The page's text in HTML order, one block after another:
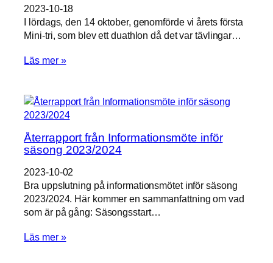
2023-10-18
I lördags, den 14 oktober, genomförde vi årets första
Mini-tri, som blev ett duathlon då det var tävlingar…
Läs mer »
Återrapport från Informationsmöte inför
säsong 2023/2024
2023-10-02
Bra uppslutning på informationsmötet inför säsong
2023/2024. Här kommer en sammanfattning om vad
som är på gång: Säsongsstart…
Läs mer »
få se personligt
anpassat
innehåll och
erbjudanden.